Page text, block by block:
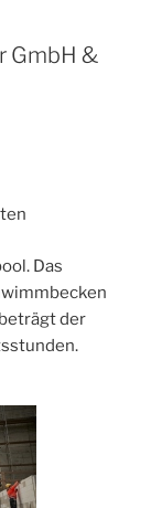
GmbH &
Das
der